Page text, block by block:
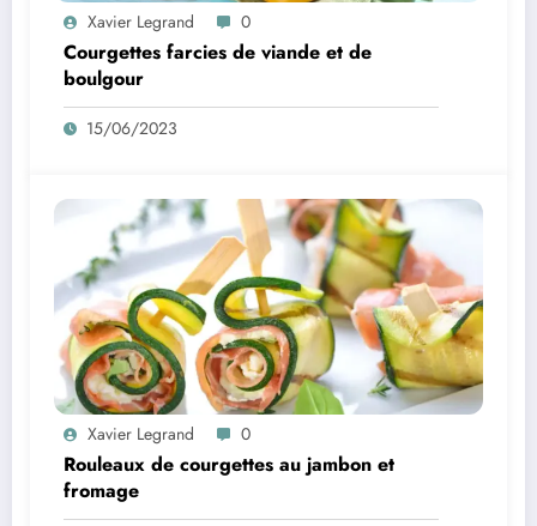
Xavier Legrand 0
Courgettes farcies de viande et de
boulgour
15/06/2023
Xavier Legrand 0
Rouleaux de courgettes au jambon et
fromage